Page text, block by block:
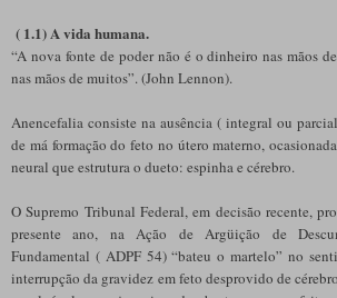
( 1.1) A vida humana.
“A nova fonte de poder não é o dinheiro nas mãos
nas mãos de muitos”. (John Lennon).
Anencefalia consiste na ausência ( integral ou
de má formação do feto no útero materno,
neural que estrutura o dueto: espinha e cérebro.
O Supremo Tribunal Federal, em decisão recente,
presente ano, na Ação de Argüição de
Fundamental ( ADPF 54) “bateu o martelo” no
interrupção da gravidez em feto desprovido de